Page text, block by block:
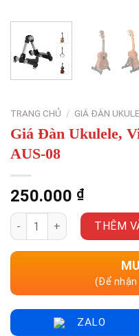
TRANG CHỦ / GIÁ ĐÀN
Giá Đàn Ukulele,
AUS-08
250.000 ₫
Giá Đàn Ukulele, Violin,
THÊM
(Để
ZALO